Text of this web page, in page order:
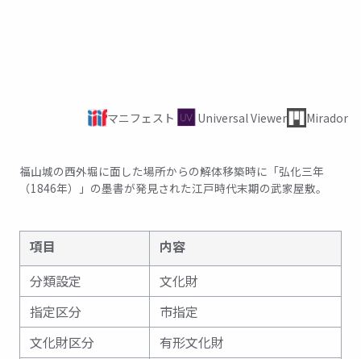
マニフェスト Universal Viewer Mirador
福山城の西外堀に面した場所からの解体移築時に「弘化三年
（1846年）」の墨書が発見された江戸時代末期の武家屋敷。
項目
内容
分類設定
文化財
指定区分
市指定
文化財区分
有形文化財